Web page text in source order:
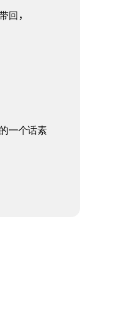
回，
一个话素